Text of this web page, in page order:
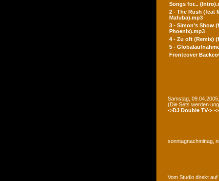
Songs for...
2 - The Rush (feat
Mafuba).mp3
3 - Simon's Show
Phoenix).mp3
4 - Zu oft (Remix)
5 -
Frontcover
Samstag,
(Die Sets werden
->DJ Double TV<- -
sonntagnachmittag,
Vom Studio direkt